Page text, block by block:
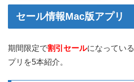
セール情報Mac版アプリ
期間限定で割引セールになっている
プリを5本紹介。